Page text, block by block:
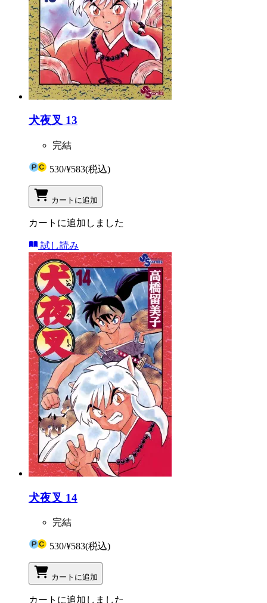
犬夜叉 13
完結
530/¥583(税込)
カートに追加
カートに追加しました
試し読み
犬夜叉 14
完結
530/¥583(税込)
カートに追加
カートに追加しました